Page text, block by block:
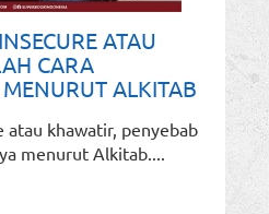
ATAU
CARA
ALKITAB
atau khawatir, penyebab
menurut Alkitab....